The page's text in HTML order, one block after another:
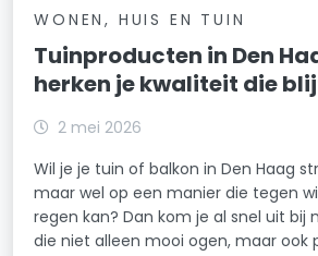
WONEN, HUIS EN TUIN
Tuinproducten in Den
herken je kwaliteit die
2 mei 2026
Wil je je tuin of balkon in Den Haag
maar wel op een manier die tegen
regen kan? Dan kom je al snel uit bij
die niet alleen mooi ogen, maar ook